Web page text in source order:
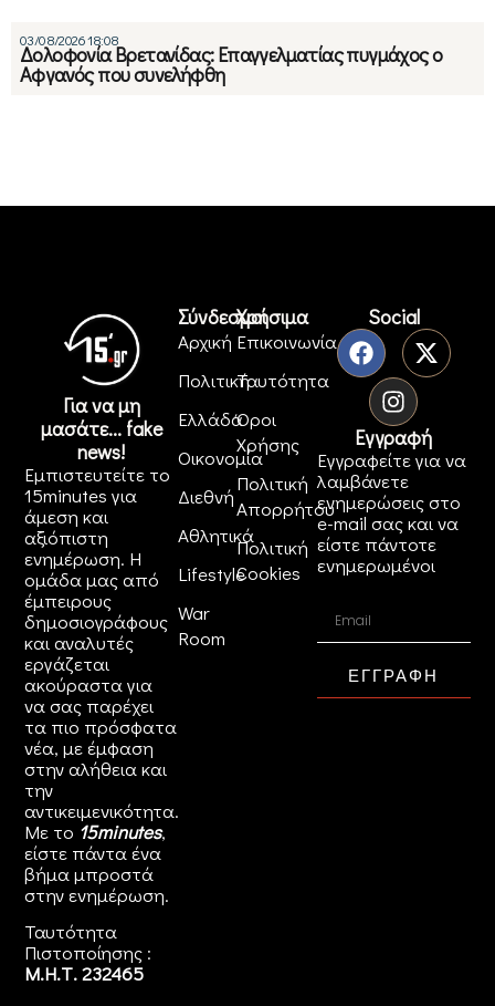
03/08/2026 18:08
Δολοφονία Βρετανίδας: Επαγγελματίας πυγμάχος ο
Αφγανός που συνελήφθη
Για να μη
μασάτε... fake
news!
Εμπιστευτείτε το
15minutes για
άμεση και
αξιόπιστη
ενημέρωση. Η
ομάδα μας από
έμπειρους
δημοσιογράφους
και αναλυτές
εργάζεται
ακούραστα για
να σας παρέχει
τα πιο πρόσφατα
νέα, με έμφαση
στην αλήθεια και
την
αντικειμενικότητα.
Με το 15minutes,
είστε πάντα ένα
βήμα μπροστά
στηνενημέρωση.
Ταυτότητα
Πιστοποίησης :
Μ.Η.Τ. 232465
Σύνδεσμοι
Αρχική
Πολιτική
Ελλάδα
Οικονομία
Διεθνή
Αθλητικά
Lifestyle
War
Room
Χρήσιμα
Επικοινωνία
Ταυτότητα
Όροι
Χρήσης
Πολιτική
Απορρήτου
Πολιτική
Cookies
Social
Εγγραφή
Εγγραφείτε για να
λαμβάνετε
ενημερώσεις στο
e-mail σας και να
είστε πάντοτε
ενημερωμένοι
ΕΓΓΡΑΦΗ